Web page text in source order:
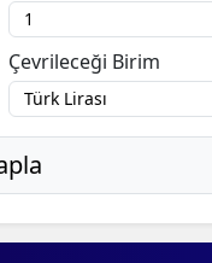
Çevrileceği Birim